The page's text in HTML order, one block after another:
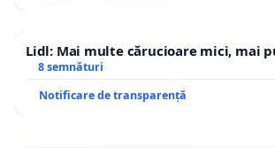
Lidl: Mai multe cărucioare mici, mai
8 semnături
Notificare de transparență